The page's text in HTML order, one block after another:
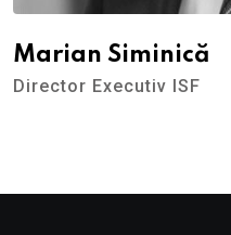
Marian Siminică
Director Executiv ISF